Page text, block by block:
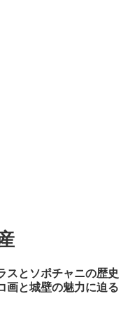
スとソポチャニの歴史
画と城壁の魅力に迫る